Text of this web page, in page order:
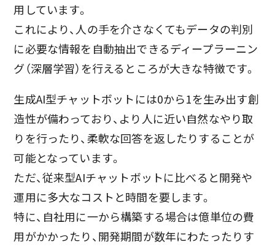
用しています。
これにより、人の手を介さなくてもデータの判別
に必要な情報を自動抽出できるディープラーニン
グ（深層学習）を行えるところが大きな特徴です。
生成AI型チャットボットには0から1を生み出す創
造性が備わっており、より人に近い自然なやり取
りを行ったり、柔軟な回答を返したりすることが
可能となっています。
ただ、従来型AIチャットボットに比べると開発や
運用に多大なコストと時間を要します。
特に、自社用に一から構築する場合は億単位の費
用がかかったり、開発期間が数年にわたったりす